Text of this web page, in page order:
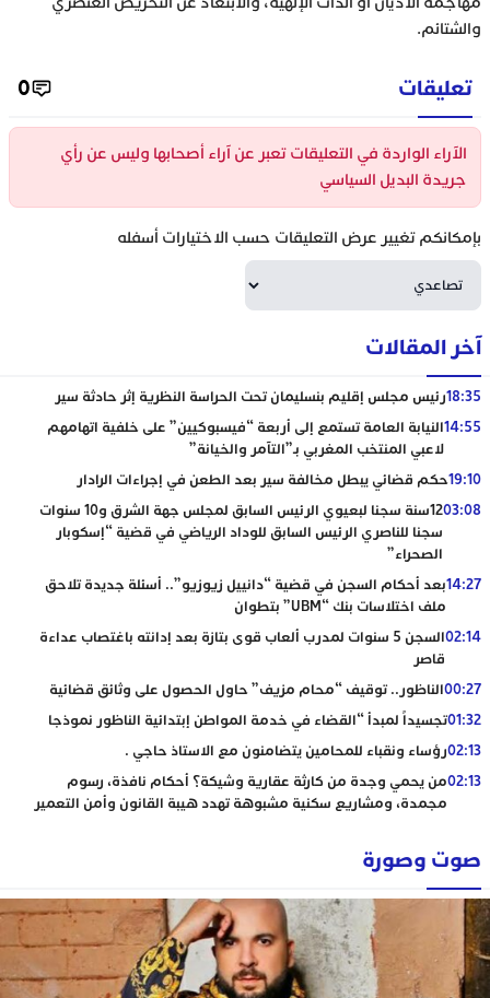
والشتائم.
تعليقات 0
الآراء الواردة في التعليقات تعبر عن آراء أصحابها وليس عن رأي
جريدة البديل السياسي
بإمكانكم تغيير عرض التعليقات حسب الاختيارات أسفله
آخر المقالات
18:35رئيس مجلس إقليم بنسليمان تحت الحراسة النظرية إثر حادثة سير
14:55النيابة العامة تستمع إلى أربعة “فيسبوكيين” على خلفية اتهامهم
لاعبي المنتخب المغربي بـ”التآمر والخيانة”
19:10حكم قضائي يبطل مخالفة سير بعد الطعن في إجراءات الرادار
03:08
12سنة سجنا لبعيوي الرئيس السابق لمجلس جهة الشرق و10 سنوات
سجنا للناصري الرئيس السابق للوداد الرياضي في قضية “إسكوبار
الصحراء”
14:27بعد أحكام السجن في قضية “دانييل زيوزيو”.. أسئلة جديدة تلاحق
ملف اختلاسات بنك “UBM” بتطوان
02:14
السجن 5 سنوات لمدرب ألعاب قوى بتازة بعد إدانته باغتصاب عداءة
قاصر
00:27الناظور.. توقيف “محام مزيف” حاول الحصول على وثائق قضائية
01:32تجسيداً لمبدأ “القضاء في خدمة المواطن إبتدائية الناظور نموذجا
02:13رؤساء ونقباء للمحامين يتضامنون مع الاستاذ حاجي .
02:13من يحمي وجدة من كارثة عقارية وشيكة؟ أحكام نافذة، رسوم
مجمدة، ومشاريع سكنية مشبوهة تهدد هيبة القانون وأمن التعمير
صوت وصورة